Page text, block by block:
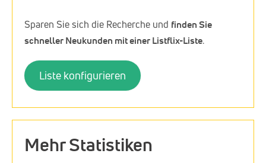
Sparen Sie sich die Recherche und finden Sie
schneller Neukunden mit einer Listflix-Liste.
Liste konfigurieren
Mehr Statistiken